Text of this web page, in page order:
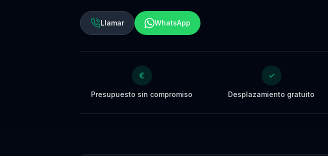
Llamar WhatsApp
€
Presupuesto sin compromiso
✓
Desplazamiento gratuito